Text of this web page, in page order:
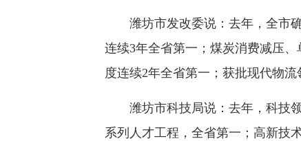
潍坊市发改委说：去年，全市确
连续3年全省第一；煤炭消费减压
度连续2年全省第一；获批现代物流
潍坊市科技局说：去年，科技领
系列人才工程，全省第一；高新技